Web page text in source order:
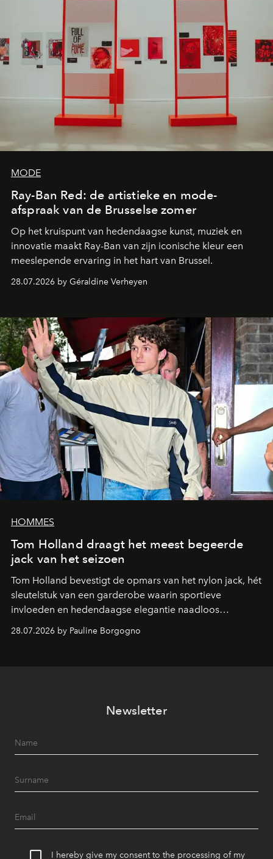
MODE
Ray-Ban Red: de artistieke en mode-
afspraak van de Brusselse zomer
Op het kruispunt van hedendaagse kunst, muziek en
innovatie maakt Ray-Ban van zijn iconische kleur een
meeslepende ervaring in het hart van Brussel.
28.07.2026 by Géraldine Verheyen
HOMMES
Tom Holland draagt het meest begeerde
jack van het seizoen
Tom Holland bevestigt de opmars van het nylon jack, hét
sleutelstuk van een garderobe waarin sportieve
invloeden en hedendaagse elegantie naadloos
samenkomen.
28.07.2026 by Pauline Borgogno
Newsletter
I hereby give my consent to the processing of my